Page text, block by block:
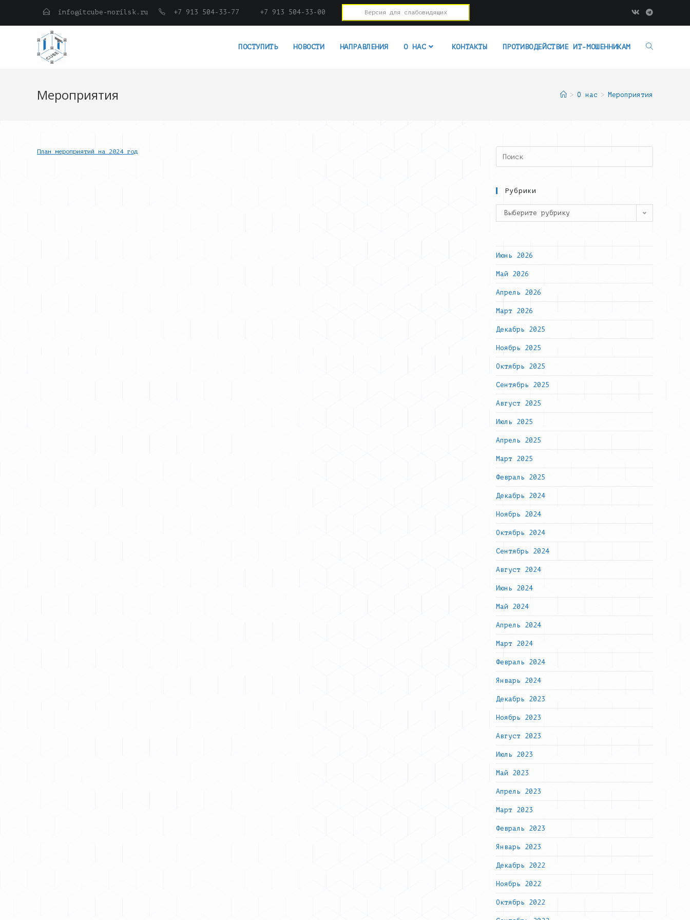
info@itcube-norilsk.ru +7 913 504-33-77 +7 913 504-33-00 Версия для слабовидящих
ПОСТУПИТЬ НОВОСТИ НАПРАВЛЕНИЯ О НАС КОНТАКТЫ ПРОТИВОДЕЙСТВИЕ ИТ-МОШЕННИКАМ
Мероприятия > О нас > Мероприятия
План мероприятий на 2024 год
Search
this
Рубрики
Рубрики
Выберите рубрику
Июнь 2026
Май 2026
Апрель 2026
Март 2026
Декабрь 2025
Ноябрь 2025
Октябрь 2025
Сентябрь 2025
Август 2025
Июль 2025
Апрель 2025
Март 2025
Февраль 2025
Декабрь 2024
Ноябрь 2024
Октябрь 2024
Сентябрь 2024
Август 2024
Июнь 2024
Май 2024
Апрель 2024
Март 2024
Февраль 2024
Январь 2024
Декабрь 2023
Ноябрь 2023
Август 2023
Июль 2023
Май 2023
Апрель 2023
Март 2023
Февраль 2023
Январь 2023
Декабрь 2022
Ноябрь 2022
Октябрь 2022